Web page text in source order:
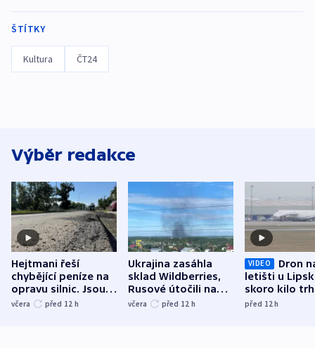
ŠTÍTKY
Kultura ČT24
Výběr redakce
Hejtmani řeší
chybějící peníze na
opravu silnic. Jsou
nenárokové, namítá
včera před 12 h
Ukrajina zasáhla
sklad Wildberries,
Rusové útočili na
trh, hasiče či
včera před 12 h
VIDEO
Dron
letišti u
skoro kilo
indicie
před 12h